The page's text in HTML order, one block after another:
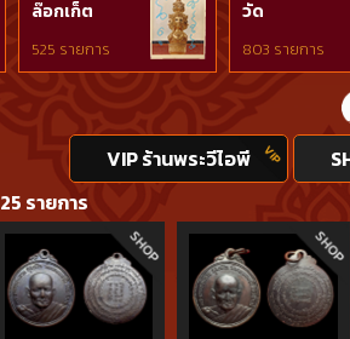
ล๊อกเก็ต
525 รายการ
วัด
803 รายการ
VIP ร้านพระวีไอพี
รายการ